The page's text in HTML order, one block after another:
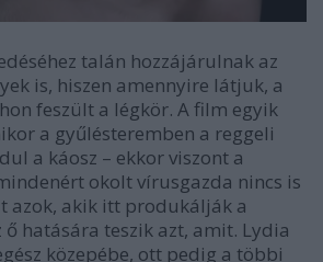
talán hozzájárulnak az
is, hiszen amennyire látjuk, a
feszült a légkör. A film egyik
a gyűlésteremben a reggeli
a káosz – ekkor viszont a
okolt vírusgazda nincs is
azok, akik itt produkálják a
ő hatására teszik azt, amit. Lydia
közepébe, ott pedig a többi